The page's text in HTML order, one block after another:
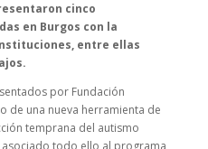
cinco
en Burgos con la
entre ellas
por Fundación
de una nueva herramienta de
temprana del autismo
todo ello al programa